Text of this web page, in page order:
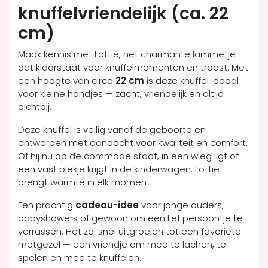
knuffelvriendelijk (ca. 22
cm)
Maak kennis met Lottie, het charmante lammetje
dat klaarstaat voor knuffelmomenten en troost. Met
een hoogte van circa 22 cm is deze knuffel ideaal
voor kleine handjes — zacht, vriendelijk en altijd
dichtbij.
Deze knuffel is veilig vanaf de geboorte en
ontworpen met aandacht voor kwaliteit en comfort.
Of hij nu op de commode staat, in een wieg ligt of
een vast plekje krijgt in de kinderwagen: Lottie
brengt warmte in elk moment.
Een prachtig cadeau-ideevoor jonge ouders,
babyshowers of gewoon om een lief persoontje te
verrassen. Het zal snel uitgroeien tot een favoriete
metgezel — een vriendje om mee te lachen, te
spelen en mee te knuffelen.